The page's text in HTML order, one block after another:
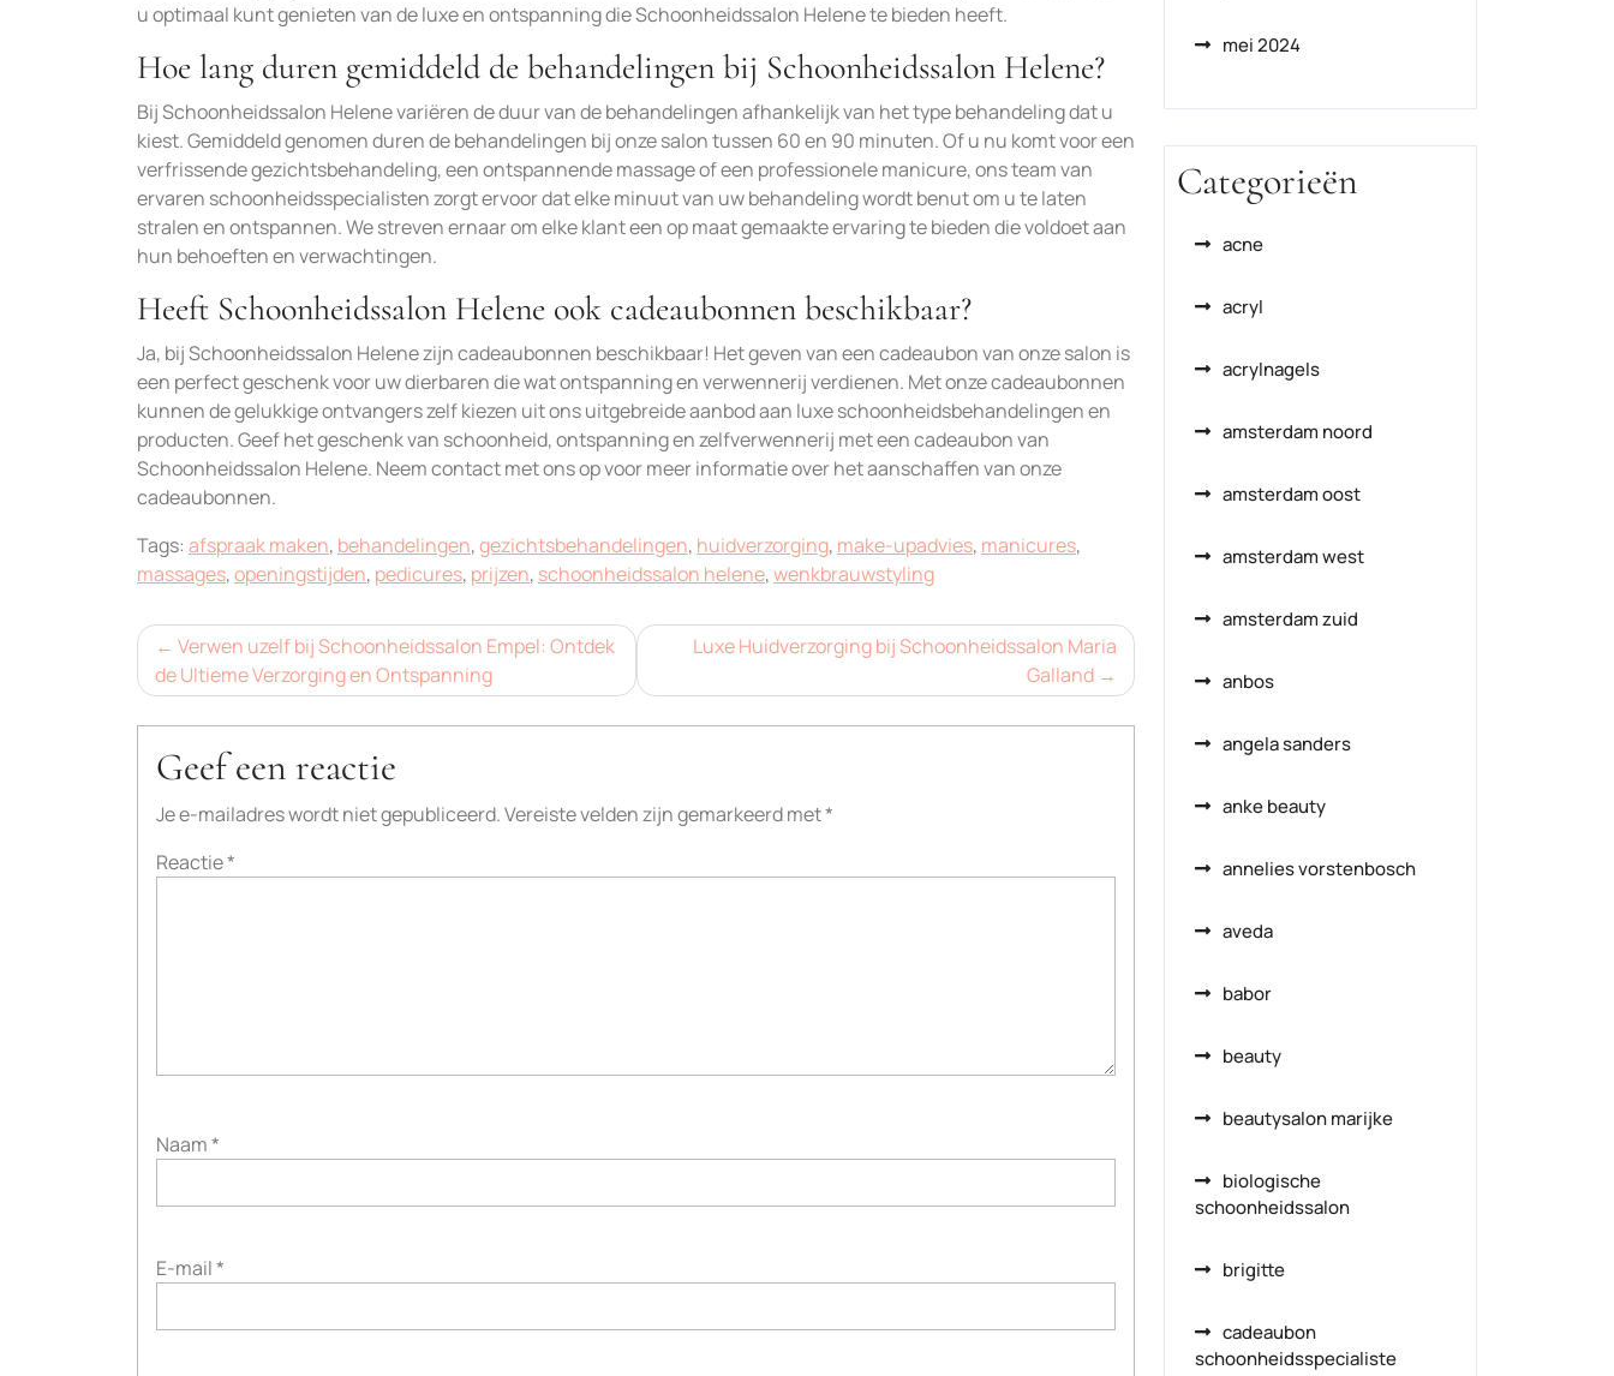
u optimaal kunt genieten van de luxe en ontspanning die Schoonheidssalon Helene te bieden heeft.
Hoe lang duren gemiddeld de behandelingen bij Schoonheidssalon Helene?
Bij Schoonheidssalon Helene variëren de duur van de behandelingen afhankelijk van het type behandeling dat u
kiest. Gemiddeld genomen duren de behandelingen bij onze salon tussen 60 en 90 minuten. Of u nu komt voor een
verfrissende gezichtsbehandeling, een ontspannende massage of een professionele manicure, ons team van
ervaren schoonheidsspecialisten zorgt ervoor dat elke minuut van uw behandeling wordt benut om u te laten
stralen en ontspannen. We streven ernaar om elke klant een op maat gemaakte ervaring te bieden die voldoet aan
hun behoeften en verwachtingen.
Heeft Schoonheidssalon Helene ook cadeaubonnen beschikbaar?
Ja, bij Schoonheidssalon Helene zijn cadeaubonnen beschikbaar! Het geven van een cadeaubon van onze salon is
een perfect geschenk voor uw dierbaren die wat ontspanning en verwennerij verdienen. Met onze cadeaubonnen
kunnen de gelukkige ontvangers zelf kiezen uit ons uitgebreide aanbod aan luxe schoonheidsbehandelingen en
producten. Geef het geschenk van schoonheid, ontspanning en zelfverwennerij met een cadeaubon van
Schoonheidssalon Helene. Neem contact met ons op voor meer informatie over het aanschaffen van onze
cadeaubonnen.
Tags: afspraak maken, behandelingen,gezichtsbehandelingen, huidverzorging, make-upadvies, manicures,
massages,openingstijden, pedicures, prijzen, schoonheidssalon helene,wenkbrauwstyling
Bericht
navigatie
Verwen uzelf bij Schoonheidssalon Empel: Ontdek
de Ultieme Verzorging en Ontspanning
Luxe Huidverzorging bij Schoonheidssalon Maria
Galland
Geef een reactie
Je e-mailadres wordt niet gepubliceerd.Vereiste velden zijn gemarkeerd met*
Reactie*
Naam*
E-mail*
mei 2024
Categorieën
acne
acryl
acrylnagels
amsterdam noord
amsterdam oost
amsterdam west
amsterdam zuid
anbos
angela sanders
anke beauty
annelies vorstenbosch
aveda
babor
beauty
beautysalon marijke
biologische
schoonheidssalon
brigitte
cadeaubon
schoonheidsspecialiste